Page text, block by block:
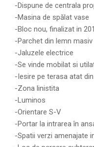
-Dispune de centrala
-Masina de spălat vase
-Bloc nou, finalizat in
-Parchet din lemn masiv
-Jaluzele electrice
-Se vinde mobilat si
-Iesire pe terasa atat
-Zona linistita
-Luminos
-Orientare S-V
-Portar la intrarea în
-Spatii verzi amenajate